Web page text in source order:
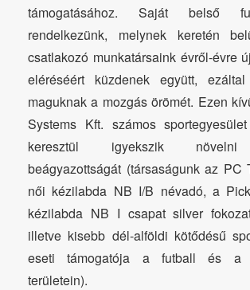
támogatásához. Saját belső
rendelkezünk, melynek keretén
csatlakozó munkatársaink évről-évre
eléréséért küzdenek együtt, ezáltal
maguknak a mozgás örömét. Ezen
Systems Kft. számos
keresztül igyekszik növelni
beágyazottságát (társaságunk az PC
női kézilabda NB I/B névadó, a
kézilabda NB I csapat silver
illetve kisebb dél-alföldi kötődésű
eseti támogatója a futball és a
területein).